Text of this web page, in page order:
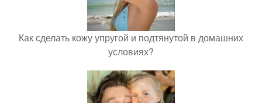
Как сделать кожу упругой и подтянутой в домашних
условиях?